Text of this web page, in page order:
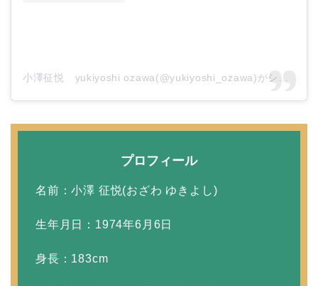
田村淳と嫁・香那の結婚
馴れ初めは友人の紹介！
プロフィール
名前：小澤 征悦(おざわ ゆきよし)
生年月日：1974年6月6日
身長：183cm